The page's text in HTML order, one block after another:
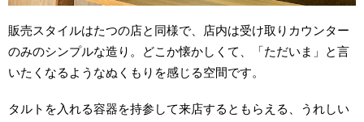
販売スタイルはたつの店と同様で、店内は受け取りカウンター
のみのシンプルな造り。どこか懐かしくて、「ただいま」と言
いたくなるようなぬくもりを感じる空間です。
タルトを入れる容器を持参して来店するともらえる、うれしい